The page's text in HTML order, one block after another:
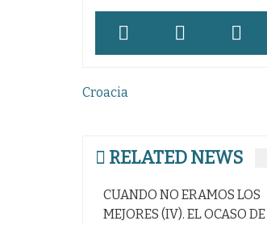
Navegación
Croacia
RELATED NEWS
CUANDO NO ERAMOS LOS
MEJORES (IV). EL OCASO DE